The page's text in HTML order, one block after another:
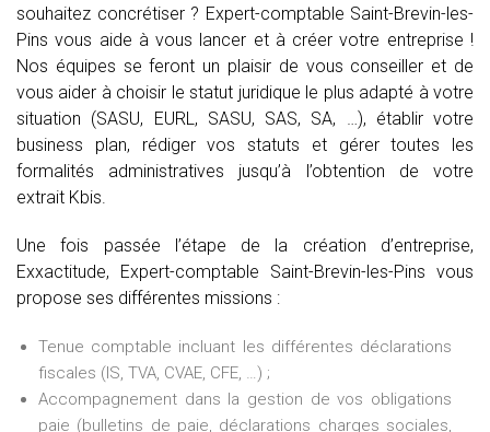
souhaitez concrétiser ? Expert-comptable Saint-Brevin-les-
Pins vous aide à vous lancer et à créer votre entreprise !
Nos équipes se feront un plaisir de vous conseiller et de
vous aider à choisir le statut juridique le plus adapté à votre
situation (SASU, EURL, SASU, SAS, SA, …), établir votre
business plan, rédiger vos statuts et gérer toutes les
formalités administratives jusqu’à l’obtention de votre
extrait Kbis.
Une fois passée l’étape de la création d’entreprise,
Exxactitude, Expert-comptable Saint-Brevin-les-Pins vous
propose ses différentes missions :
Tenue comptable incluant les différentes déclarations
fiscales (IS, TVA, CVAE, CFE, …) ;
Accompagnement dans la gestion de vos obligations
paie (bulletins de paie, déclarations charges sociales,